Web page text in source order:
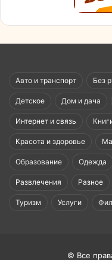
Авто и транспорт Без
Детское Дом и дача
Интернет и связь
Красота и здоровье
Образование Одежда
Развлечения Разное
Туризм Услуги
© Все